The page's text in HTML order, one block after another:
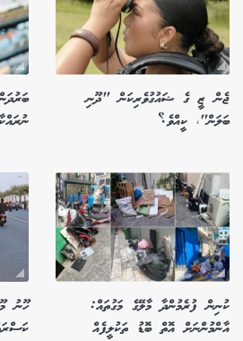
ޖެން ޒީ ގެ ޝައުގުވެރިކަން "ދޫނި
ބަލަން"، ކީއްވެ؟
ކުނިން ފުރެމުންދާ މާލޭގެ މަގުތައް:
އާންމުންނަށް އޮތް ބޮޑު ތަކުލީފެއް
ހޫނު